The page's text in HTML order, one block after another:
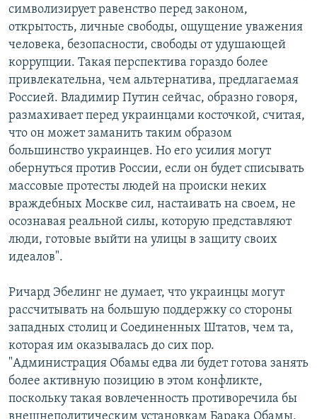
символизирует равенство перед законом,
открытость, личные свободы, ощущение уважения
человека, безопасности, свободы от удушающей
коррупции. Такая перспектива гораздо более
привлекательна, чем альтернатива, предлагаемая
Россией. Владимир Путин сейчас, образно говоря,
размахивает перед украинцами косточкой, считая,
что он может заманить таким образом
большинство украинцев. Но его усилия могут
обернуться против России, если он будет списывать
массовые протесты людей на происки неких
враждебных Москве сил, настаивать на своем, не
осознавая реальной силы, которую представляют
люди, готовые выйти на улицы в защиту своих
идеалов".
Ричард Эбелинг не думает, что украинцы могут
рассчитывать на большую поддержку со стороны
западных столиц и Соединенных Штатов, чем та,
которая им оказывалась до сих пор.
"Администрация Обамы едва ли будет готова занять
более активную позицию в этом конфликте,
поскольку такая вовлеченность противоречила бы